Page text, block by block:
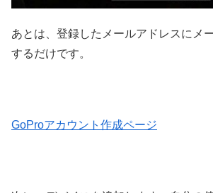
あとは、登録したメールアドレスにメ
するだけです。
GoProアカウント作成ページ